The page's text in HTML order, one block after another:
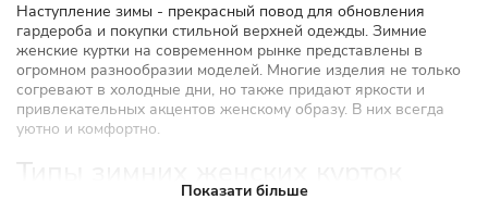
Наступление зимы - прекрасный повод для обновления
гардероба и покупки стильной верхней одежды. Зимние
женские куртки на современном рынке представлены в
огромном разнообразии моделей. Многие изделия не только
согревают в холодные дни, но также придают яркости и
привлекательных акцентов женскому образу. В них всегда
уютно и комфортно.
Типы зимних женских курток
Показати більше